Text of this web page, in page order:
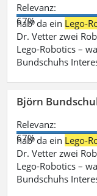
Relevanz:
67%
hab‘ da ein Lego-
Dr. Vetter zwei
Lego-Robotics –
Bundschuhs
Björn
Relevanz:
67%
hab‘ da ein Lego-
Dr. Vetter zwei
Lego-Robotics –
Bundschuhs